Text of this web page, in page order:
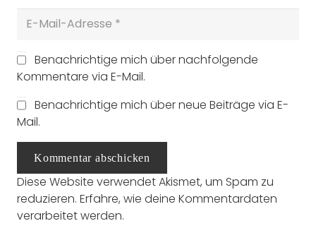
Benachrichtige mich über nachfolgende
Kommentare via E-Mail.
Benachrichtige mich über neue Beiträge via E-
Mail.
Kommentar abschicken
Diese Website verwendet Akismet, um Spam zu
reduzieren. Erfahre, wie deine Kommentardaten
verarbeitet werden.